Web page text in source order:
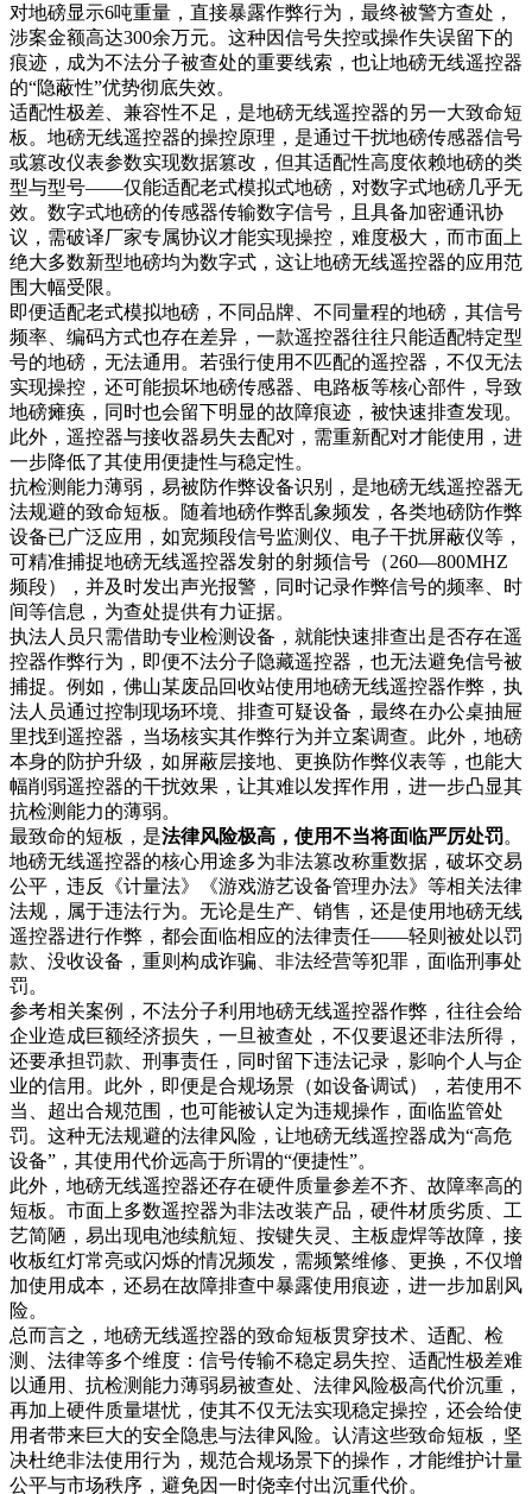
对地磅显示6吨重量，直接暴露作弊行为，最终被警方查处，
涉案金额高达300余万元。这种因信号失控或操作失误留下的
痕迹，成为不法分子被查处的重要线索，也让地磅无线遥控器
的“隐蔽性”优势彻底失效。
适配性极差、兼容性不足，是地磅无线遥控器的另一大致命短
板。地磅无线遥控器的操控原理，是通过干扰地磅传感器信号
或篡改仪表参数实现数据篡改，但其适配性高度依赖地磅的类
型与型号——仅能适配老式模拟式地磅，对数字式地磅几乎无
效。数字式地磅的传感器传输数字信号，且具备加密通讯协
议，需破译厂家专属协议才能实现操控，难度极大，而市面上
绝大多数新型地磅均为数字式，这让地磅无线遥控器的应用范
围大幅受限。
即便适配老式模拟地磅，不同品牌、不同量程的地磅，其信号
频率、编码方式也存在差异，一款遥控器往往只能适配特定型
号的地磅，无法通用。若强行使用不匹配的遥控器，不仅无法
实现操控，还可能损坏地磅传感器、电路板等核心部件，导致
地磅瘫痪，同时也会留下明显的故障痕迹，被快速排查发现。
此外，遥控器与接收器易失去配对，需重新配对才能使用，进
一步降低了其使用便捷性与稳定性。
抗检测能力薄弱，易被防作弊设备识别，是地磅无线遥控器无
法规避的致命短板。随着地磅作弊乱象频发，各类地磅防作弊
设备已广泛应用，如宽频段信号监测仪、电子干扰屏蔽仪等，
可精准捕捉地磅无线遥控器发射的射频信号（260—800MHZ
频段），并及时发出声光报警，同时记录作弊信号的频率、时
间等信息，为查处提供有力证据。
执法人员只需借助专业检测设备，就能快速排查出是否存在遥
控器作弊行为，即便不法分子隐藏遥控器，也无法避免信号被
捕捉。例如，佛山某废品回收站使用地磅无线遥控器作弊，执
法人员通过控制现场环境、排查可疑设备，最终在办公桌抽屉
里找到遥控器，当场核实其作弊行为并立案调查。此外，地磅
本身的防护升级，如屏蔽层接地、更换防作弊仪表等，也能大
幅削弱遥控器的干扰效果，让其难以发挥作用，进一步凸显其
抗检测能力的薄弱。
最致命的短板，是法律风险极高，使用不当将面临严厉处罚。
地磅无线遥控器的核心用途多为非法篡改称重数据，破坏交易
公平，违反《计量法》《游戏游艺设备管理办法》等相关法律
法规，属于违法行为。无论是生产、销售，还是使用地磅无线
遥控器进行作弊，都会面临相应的法律责任——轻则被处以罚
款、没收设备，重则构成诈骗、非法经营等犯罪，面临刑事处
罚。
参考相关案例，不法分子利用地磅无线遥控器作弊，往往会给
企业造成巨额经济损失，一旦被查处，不仅要退还非法所得，
还要承担罚款、刑事责任，同时留下违法记录，影响个人与企
业的信用。此外，即便是合规场景（如设备调试），若使用不
当、超出合规范围，也可能被认定为违规操作，面临监管处
罚。这种无法规避的法律风险，让地磅无线遥控器成为“高危
设备”，其使用代价远高于所谓的“便捷性”。
此外，地磅无线遥控器还存在硬件质量参差不齐、故障率高的
短板。市面上多数遥控器为非法改装产品，硬件材质劣质、工
艺简陋，易出现电池续航短、按键失灵、主板虚焊等故障，接
收板红灯常亮或闪烁的情况频发，需频繁维修、更换，不仅增
加使用成本，还易在故障排查中暴露使用痕迹，进一步加剧风
险。
总而言之，地磅无线遥控器的致命短板贯穿技术、适配、检
测、法律等多个维度：信号传输不稳定易失控、适配性极差难
以通用、抗检测能力薄弱易被查处、法律风险极高代价沉重，
再加上硬件质量堪忧，使其不仅无法实现稳定操控，还会给使
用者带来巨大的安全隐患与法律风险。认清这些致命短板，坚
决杜绝非法使用行为，规范合规场景下的操作，才能维护计量
公平与市场秩序，避免因一时侥幸付出沉重代价。